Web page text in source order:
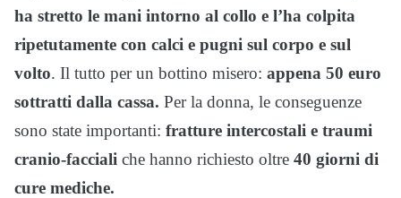
ha stretto le mani intorno al collo e l’ha colpita
ripetutamente con calci e pugni sul corpo e sul
volto. Il tutto per un bottino misero: appena 50 euro
sottratti dalla cassa. Per la donna, le conseguenze
sono state importanti: fratture intercostali e traumi
cranio-facciali che hanno richiesto oltre 40 giorni di
cure mediche.